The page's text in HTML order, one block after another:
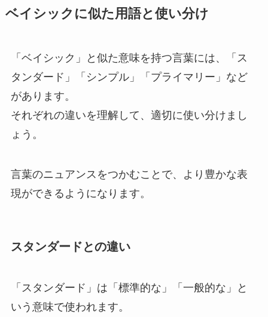
ベイシックに似た用語と使い分け
「ベイシック」と似た意味を持つ言葉には、「ス
タンダード」「シンプル」「プライマリー」など
があります。
それぞれの違いを理解して、適切に使い分けまし
ょう。
言葉のニュアンスをつかむことで、より豊かな表
現ができるようになります。
スタンダードとの違い
「スタンダード」は「標準的な」「一般的な」と
いう意味で使われます。